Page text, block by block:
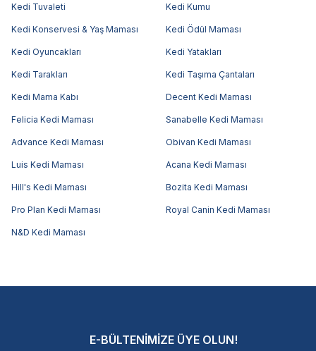
Kedi Tuvaleti Kedi Kumu
Kedi Konservesi & Yaş Maması Kedi Ödül Maması
Kedi Oyuncakları Kedi Yatakları
Kedi Tarakları Kedi Taşıma Çantaları
Kedi Mama Kabı Decent Kedi Maması
Felicia Kedi Maması Sanabelle Kedi Maması
Advance Kedi Maması Obivan Kedi Maması
Luis Kedi Maması Acana Kedi Maması
Hill's Kedi Maması Bozita Kedi Maması
Pro Plan Kedi Maması Royal Canin Kedi Maması
N&D Kedi Maması
E-BÜLTENİMİZE ÜYE OLUN!